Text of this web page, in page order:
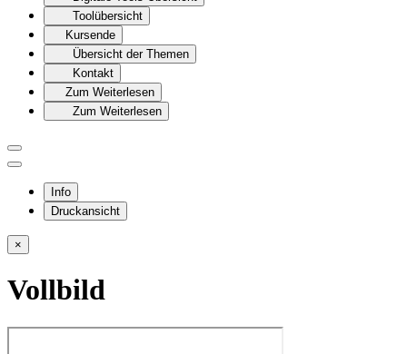
Toolübersicht
Kursende
Übersicht der Themen
Kontakt
Zum Weiterlesen
Zum Weiterlesen
Info
Druckansicht
×
Vollbild